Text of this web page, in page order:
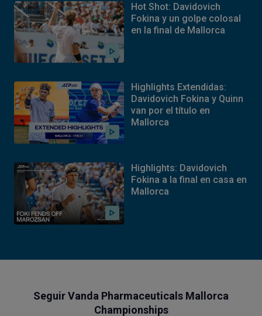
Hot Shot: Davidovich
Fokina y un golpe colosal
en la final de Mallorca
Highlights Extendidas:
Davidovich Fokina y Quinn
van por el título en
Mallorca
Highlights: Davidovich
Fokina a la final en casa en
Mallorca
Seguir Vanda Pharmaceuticals Mallorca
Championships